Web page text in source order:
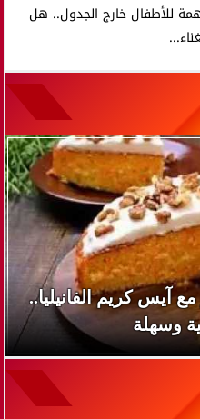
للأطفال خارج الجدول.. هل
آيس كريم الفانيليا..
وسهلة